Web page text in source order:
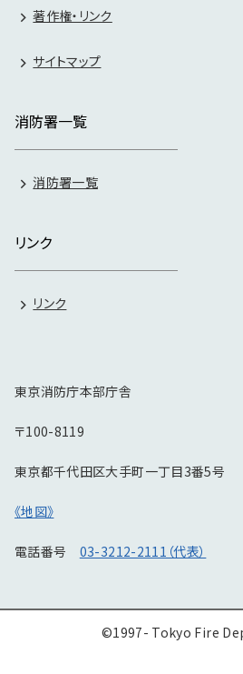
著作権・リンク
サイトマップ
消防署一覧
消防署一覧
リンク
リンク
東京消防庁本部庁舎
〒100-8119
東京都千代田区大手町一丁目3番5号
《地図》
電話番号 03-3212-2111（代表）
©1997- Tokyo Fire